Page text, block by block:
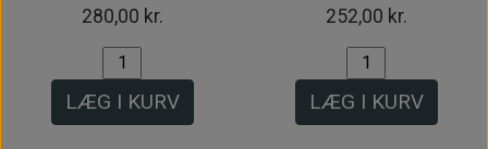
280,00 kr.
LÆG I KURV
252,00 kr.
LÆG I KURV